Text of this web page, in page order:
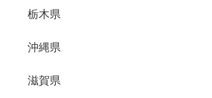
栃木県
沖縄県
滋賀県